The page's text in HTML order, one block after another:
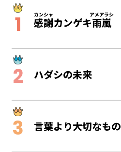
感謝
カンシャ
カンゲキ雨嵐
アメアラシ
ハダシの未来
言葉より大切なもの